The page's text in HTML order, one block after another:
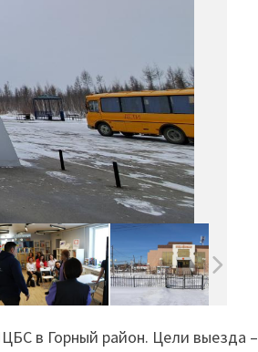
в Горный район. Цели выезда –